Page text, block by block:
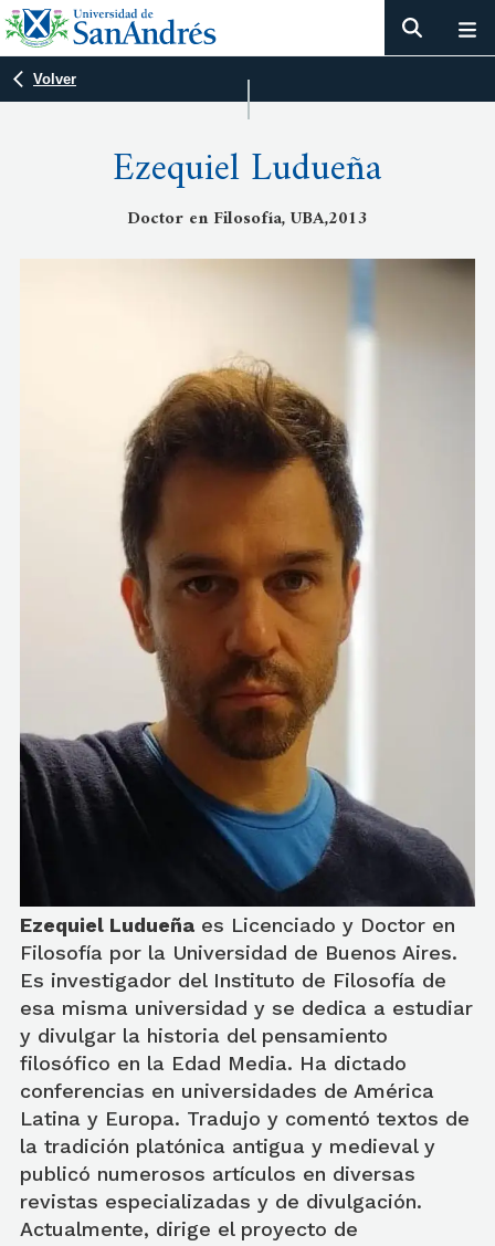
Volver
Ezequiel Ludueña
Doctor en Filosofía, UBA,2013
Ezequiel Ludueña es Licenciado y Doctor en
Filosofía por la Universidad de Buenos Aires.
Es investigador del Instituto de Filosofía de
esa misma universidad y se dedica a estudiar
y divulgar la historia del pensamiento
filosófico en la Edad Media. Ha dictado
conferencias en universidades de América
Latina y Europa. Tradujo y comentó textos de
la tradición platónica antigua y medieval y
publicó numerosos artículos en diversas
revistas especializadas y de divulgación.
Actualmente, dirige el proyecto de